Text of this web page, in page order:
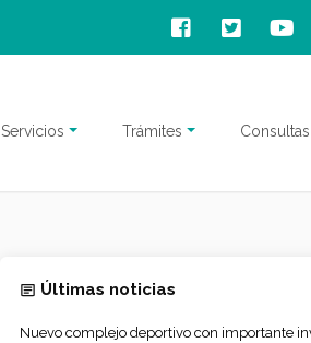
Servicios Trámites
Últimas noticias
Nuevo complejo deportivo con importante